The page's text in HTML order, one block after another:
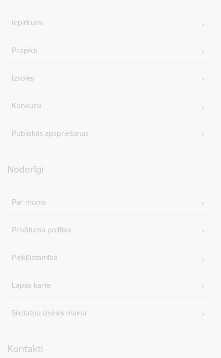
Iepirkumi
Projekti
Izsoles
Konkursi
Publiskās apspriešanas
Noderīgi
Par mums
Privātuma politika
Piekļūstamība
Lapas karte
Sīkdatņu izvēles maiņa
Kontakti